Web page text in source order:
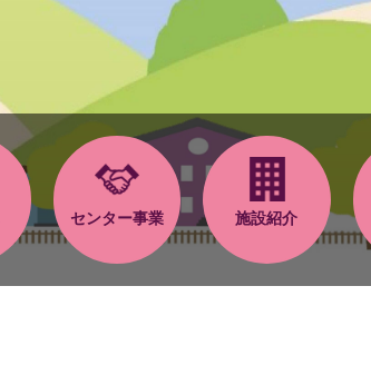
センター事業 施設紹介